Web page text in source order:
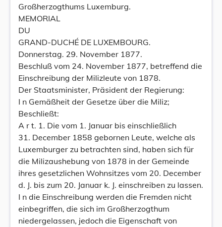
Großherzogthums Luxemburg.
MEMORIAL
DU
GRAND-DUCHÉ DE LUXEMBOURG.
Donnerstag. 29. November 1877.
Beschluß vom 24. November 1877, betreffend die
Einschreibung der Milizleute von 1878.
Der Staatsminister, Präsident der Regierung:
I n Gemäßheit der Gesetze über die Miliz;
Beschließt:
A r t. 1. Die vom 1. Januar bis einschließlich
31. December 1858 gebornen Leute, welche als
Luxemburger zu betrachten sind, haben sich für
die Milizaushebung von 1878 in der Gemeinde
ihres gesetzlichen Wohnsitzes vom 20. December
d. J. bis zum 20. Januar k. J. einschreiben zu lassen.
I n die Einschreibung werden die Fremden nicht
einbegriffen, die sich im Großherzogthum
niedergelassen, jedoch die Eigenschaft von